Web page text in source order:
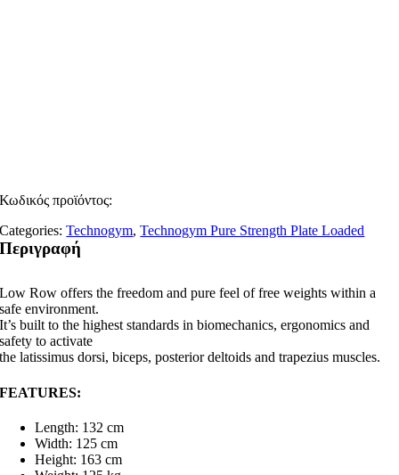
Κωδικός προϊόντος:
Categories:Technogym,Technogym Pure Strength Plate Loaded
Περιγραφή
Low Row offers the freedom and pure feel of free weights within a
safe environment.
It’s built to the highest standards in biomechanics, ergonomics and
safety to activate
the latissimus dorsi, biceps, posterior deltoids and trapezius muscles.
FEATURES:
Length: 132 cm
Width: 125 cm
Height: 163 cm